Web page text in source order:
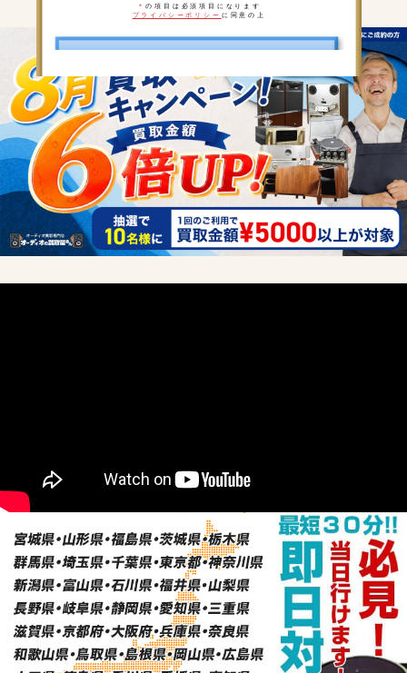
＊の項目は必須項目になります
プライバシーポリシー に同意の上